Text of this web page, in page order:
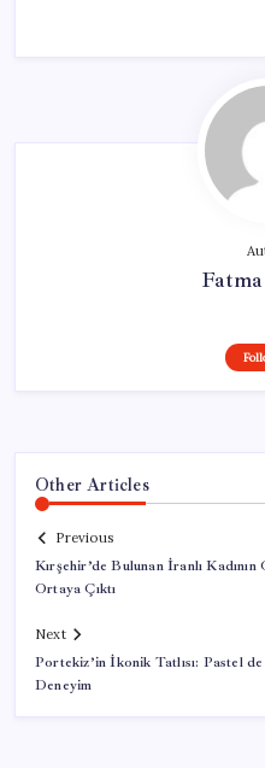
Other Articles
Previous
Kırşehir’de Bulunan İranlı
Ortaya Çıktı
Next
Portekiz’in İkonik Tatlısı: Pastel
Deneyim